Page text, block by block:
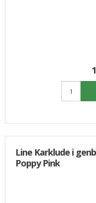
Line Karklude i
Poppy Pink